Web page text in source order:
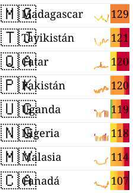
🇲🇬 129
Madagascar
🇹🇯 121
Tayikistán
🇶🇦 120
Catar
🇵🇰 120
Pakistán
🇺🇬 119
Uganda
🇳🇬 118
Nigeria
🇲🇾 114
Malasia
🇨🇦 107
Canadá